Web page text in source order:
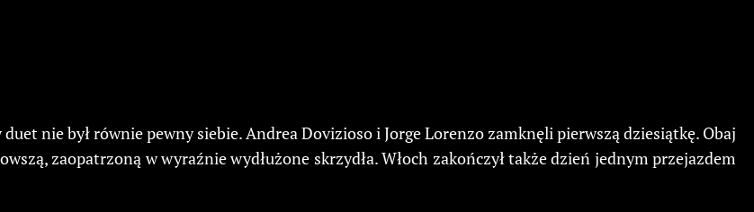
nie był równie pewny siebie. Andrea Dovizioso i Jorge Lorenzo zamknęli pierwszą dziesiątkę. Obaj
zaopatrzoną w wyraźnie wydłużone skrzydła. Włoch zakończył także dzień jednym przejazdem